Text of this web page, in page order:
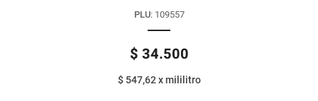
PLU: 109557
$ 34.500
$ 547,62xmililitro